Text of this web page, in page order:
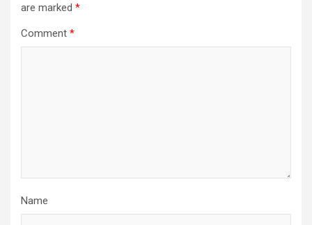
are marked *
Comment *
Name